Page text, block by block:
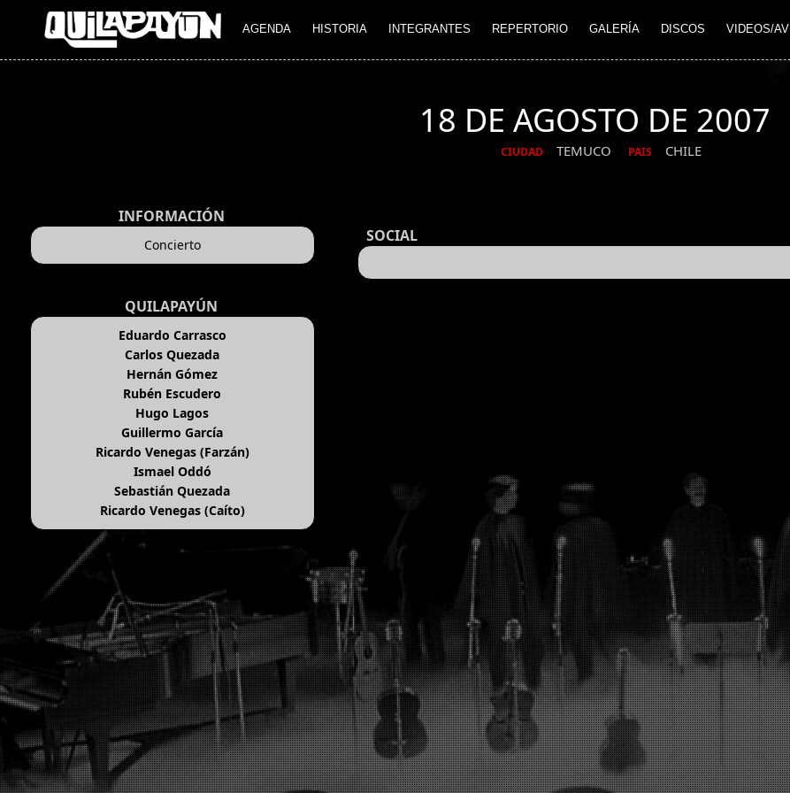
AGENDA HISTORIA INTEGRANTES REPERTORIO GALERÍA DISCOS VIDEOS/AV
18 DE AGOSTO DE 2007
CIUDAD TEMUCO PAIS CHILE
INFORMACIÓN
Concierto
QUILAPAYÚN
Eduardo Carrasco
Carlos Quezada
Hernán Gómez
Rubén Escudero
Hugo Lagos
Guillermo García
Ricardo Venegas (Farzán)
Ismael Oddó
Sebastián Quezada
Ricardo Venegas (Caíto)
SOCIAL